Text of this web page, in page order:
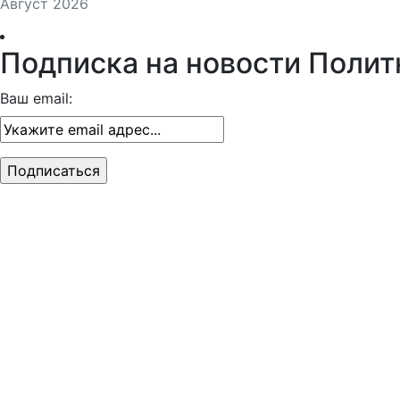
Август 2026
Подписка на новости
Ваш email: